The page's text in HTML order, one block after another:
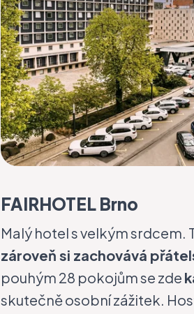
FAIRHOTEL Brno
Malý hotel s velkým srdcem.
zároveň si zachovává
pouhým 28 pokojům se zde
skutečně osobní zážitek.